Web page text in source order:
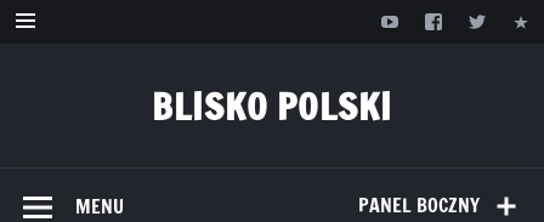
Przejdź
BLISKO POLSKI
PANEL BOCZNY
MENU